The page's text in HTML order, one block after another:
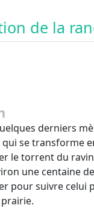
de la
derniers
se transforme
le torrent du
une centaine
pour suivre celui